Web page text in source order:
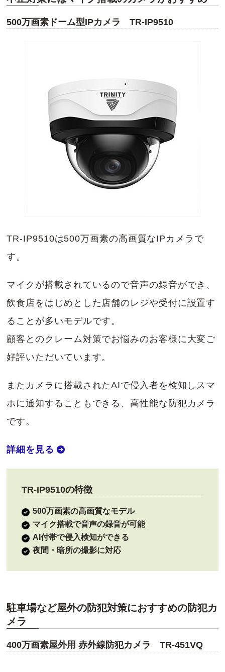
500万画素ドーム型IPカメラ TR-IP9510
TR-IP9510は500万画素の高画質なIPカメラで
す。
マイクが搭載されているので音声の録音ができ、
飲食店をはじめとした店舗のレジや受付に設置す
ることが多いモデルです。
顧客とのクレーム対策でお悩みのお客様に大変ご
好評いただいています。
またカメラに搭載されたAIで侵入者を検知しスマ
ホに通知することもできる、高性能な防犯カメラ
です。
詳細を見る
TR-IP9510の特徴
500万画素の高画質なモデル
マイク搭載で音声の録音が可能
AI付帯で侵入検知ができる
夜間・暗所の撮影に対応
駐車場など屋外の防犯対策におすすめの防犯カ
メラ
400万画素屋外用 赤外線防犯カメラ TR-451VQ